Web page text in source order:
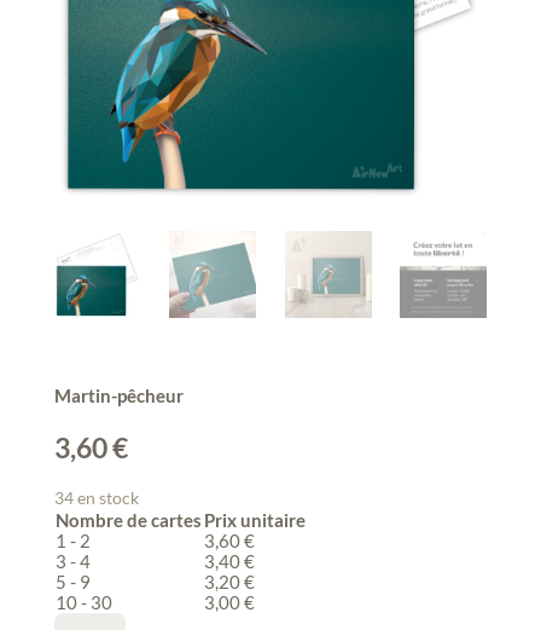
Martin-pêcheur
3,60€
34 en stock
Nombre de cartes Prix unitaire
1 - 2
3,60€
3 - 4
3,40€
5 - 9
3,20€
10 - 30
3,00€